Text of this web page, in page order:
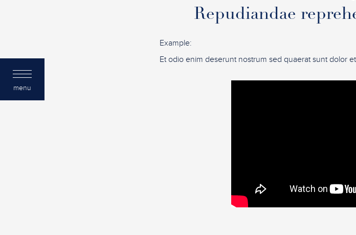
menu
Repudiandae
Example:
Et odio enim deserunt nostrum sed quaerat sunt dolor